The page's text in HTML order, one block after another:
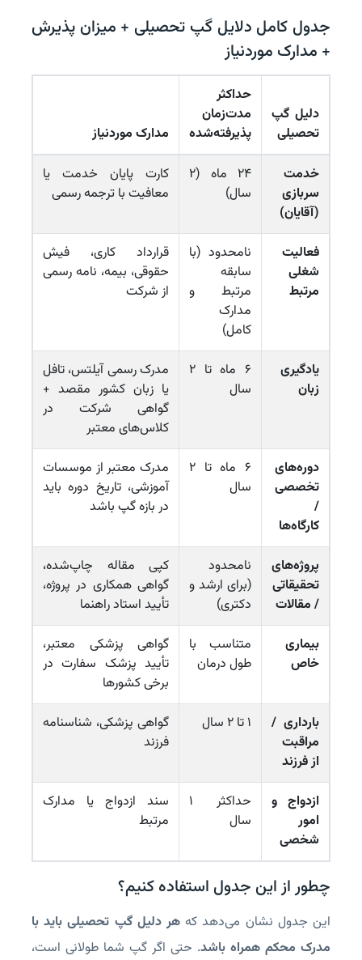
جدول کامل دلایل گپ تحصیلی + میزان پذیرش
+ مدارک موردنیاز
دلیل گپ
تحصیلی
حداکثر
مدت‌زمان
پذیرفته‌شده
مدارک موردنیاز
خدمت
سربازی
(آقایان)
۲۴ ماه (۲
سال)
کارت پایان خدمت یا
معافیت با ترجمه رسمی
فعالیت
شغلی
مرتبط
نامحدود (با
سابقه
مرتبط و
مدارک
کامل)
قرارداد کاری، فیش
حقوقی، بیمه، نامه رسمی
از شرکت
یادگیری
زبان
۶ ماه تا ۲
سال
مدرک رسمی آیلتس، تافل
یا زبان کشور مقصد +
گواهی شرکت در
کلاس‌های معتبر
دوره‌های
تخصصی
/
کارگاه‌ها
۶ ماه تا ۲
سال
مدرک معتبر از موسسات
آموزشی، تاریخ دوره باید
در بازه گپ باشد
پروژه‌های
تحقیقاتی
/ مقالات
نامحدود
(برای ارشد و
دکتری)
کپی مقاله چاپ‌شده،
گواهی همکاری در پروژه،
تأیید استاد راهنما
بیماری
خاص
متناسب با
طول درمان
گواهی پزشکی معتبر،
تأیید پزشک سفارت در
برخی کشورها
بارداری /
مراقبت
از فرزند
۱ تا ۲ سال
گواهی پزشکی، شناسنامه
فرزند
ازدواج و
امور
شخصی
حداکثر ۱
سال
سند ازدواج یا مدارک
مرتبط
چطور از این جدول استفاده کنیم؟
این جدول نشان می‌دهد که هر دلیل گپ تحصیلی باید با
مدرک محکم همراه باشد. حتی اگر گپ شما طولانی است،